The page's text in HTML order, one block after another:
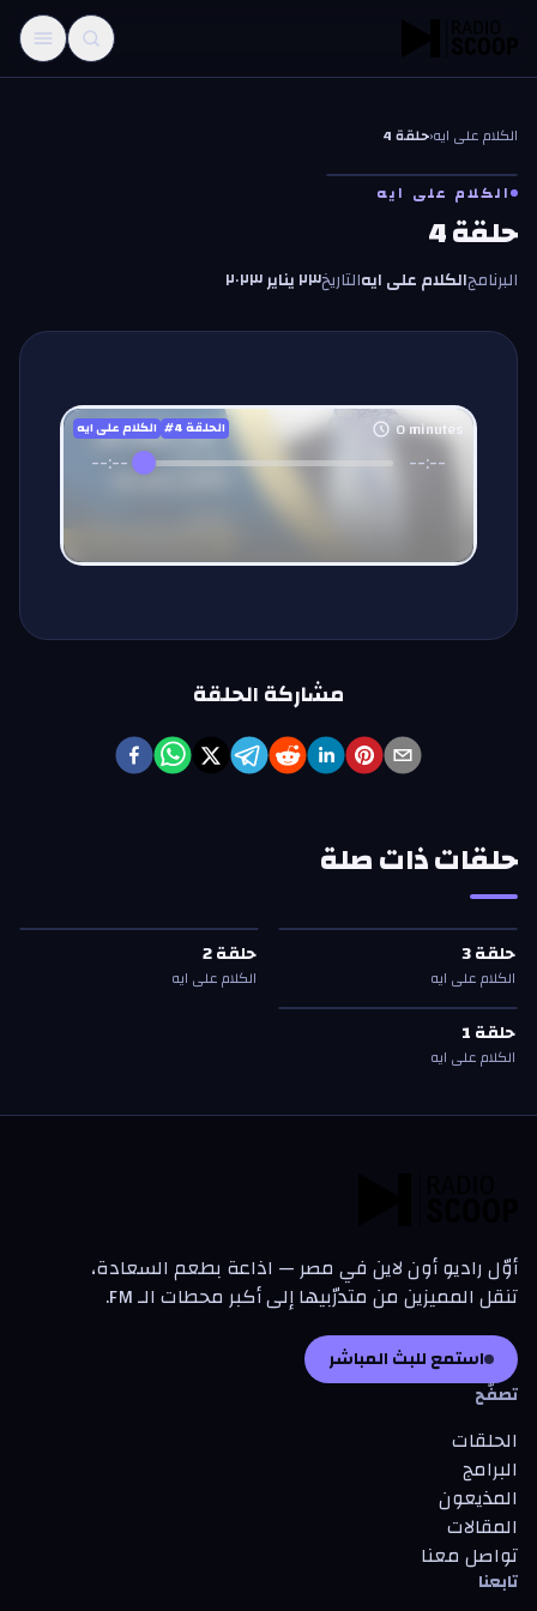
الكلام على ايه‹حلقة 4
الكلام على ايه
حلقة 4
البرنامجالكلام على ايهالتاريخ٢٣ يناير ٢٠٢٣
الكلام على ايه #الحلقة4 0minutes
--:-- --:--
مشاركة الحلقة
حلقات ذات صلة
حلقة3
—الكلام على ايه حلقة 3 حلقة3
الكلام على ايه
حلقة2
—الكلام على ايه حلقة 2 حلقة2
الكلام على ايه
حلقة1
—الكلام على ايه حلقة 1 حلقة1
الكلام على ايه
أوّل راديو أون لاين في مصر — اذاعة بطعم السعادة،
تنقل المميزين من متدرّبيها إلى أكبر محطات الـ FM.
استمع للبث المباشر
تصفّح
الحلقات
البرامج
المذيعون
المقالات
تواصل معنا
تابعنا